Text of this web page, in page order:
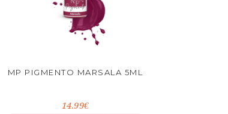
MP PIGMENTO MARSALA 5ML
14.99€